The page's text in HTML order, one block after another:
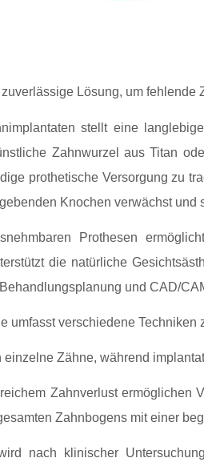
Lösung, um
stellt eine
Zahnwurzel aus Titan
prothetische Versorgung zu
Knochen verwächst
Prothesen
die natürliche
und CAD/
umfasst verschiedene
einzelne Zähne, während
Zahnverlust
Zahnbogens mit einer
nach klinischer